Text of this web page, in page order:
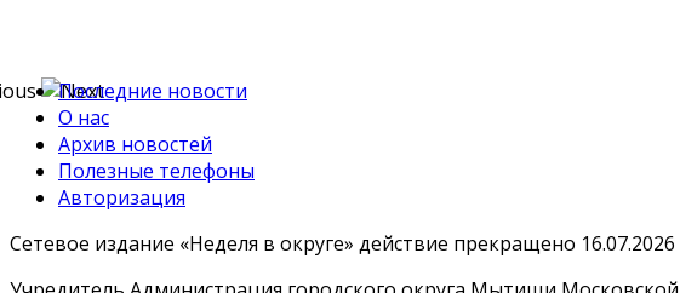
Последние новости
О нас
Архив новостей
Полезные телефоны
Авторизация
Сетевое издание «Неделя в округе» действие прекращено